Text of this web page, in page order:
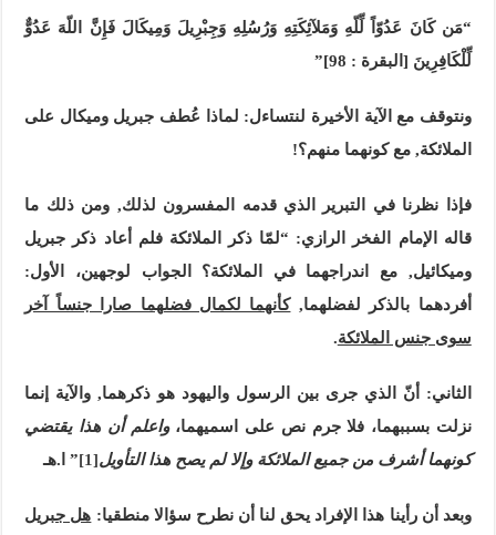
“مَن كَانَ عَدُوّاً لِّلّهِ وَمَلآئِكَتِهِ وَرُسُلِهِ وَجِبْرِيلَ وَمِيكَالَ فَإِنَّ اللّهَ عَدُوٌّ
لِّلْكَافِرِينَ [البقرة : 98]”
ونتوقف مع الآية الأخيرة لنتساءل: لماذا عُطف جبريل وميكال على
الملائكة, مع كونهما منهم؟!
فإذا نظرنا في التبرير الذي قدمه المفسرون لذلك, ومن ذلك ما
قاله الإمام الفخر الرازي: “لمّا ذكر الملائكة فلم أعاد ذكر جبريل
وميكائيل, مع اندراجهما في الملائكة؟ الجواب لوجهين، الأول:
أفردهما بالذكر لفضلهما,كأنهما لكمال فضلهما صارا جنساً آخر
سوى جنس الملائكة.
الثاني: أنّ الذي جرى بين الرسول واليهود هو ذكرهما, والآية إنما
نزلت بسببهما، فلا جرم نص على اسميهما،واعلم أن هذا يقتضي
كونهما أشرف من جميع الملائكة وإلا لم يصح هذا التأويل[1] ” ا.هـ
وبعد أن رأينا هذا الإفراد يحق لنا أن نطرح سؤالا منطقيا: هل جبريل